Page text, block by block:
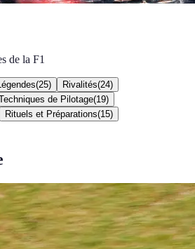
de la F1
Légendes(25) Rivalités(24)
de Pilotage(19)
Rituels et Préparations(15)